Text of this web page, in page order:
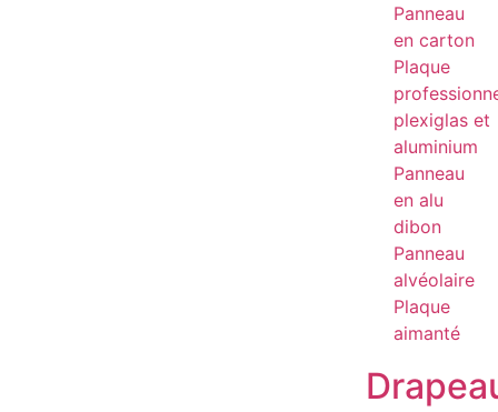
Panneau
en carton
Plaque
plexiglas et
aluminium
Panneau
en alu
dibon
Panneau
alvéolaire
Plaque
aimanté